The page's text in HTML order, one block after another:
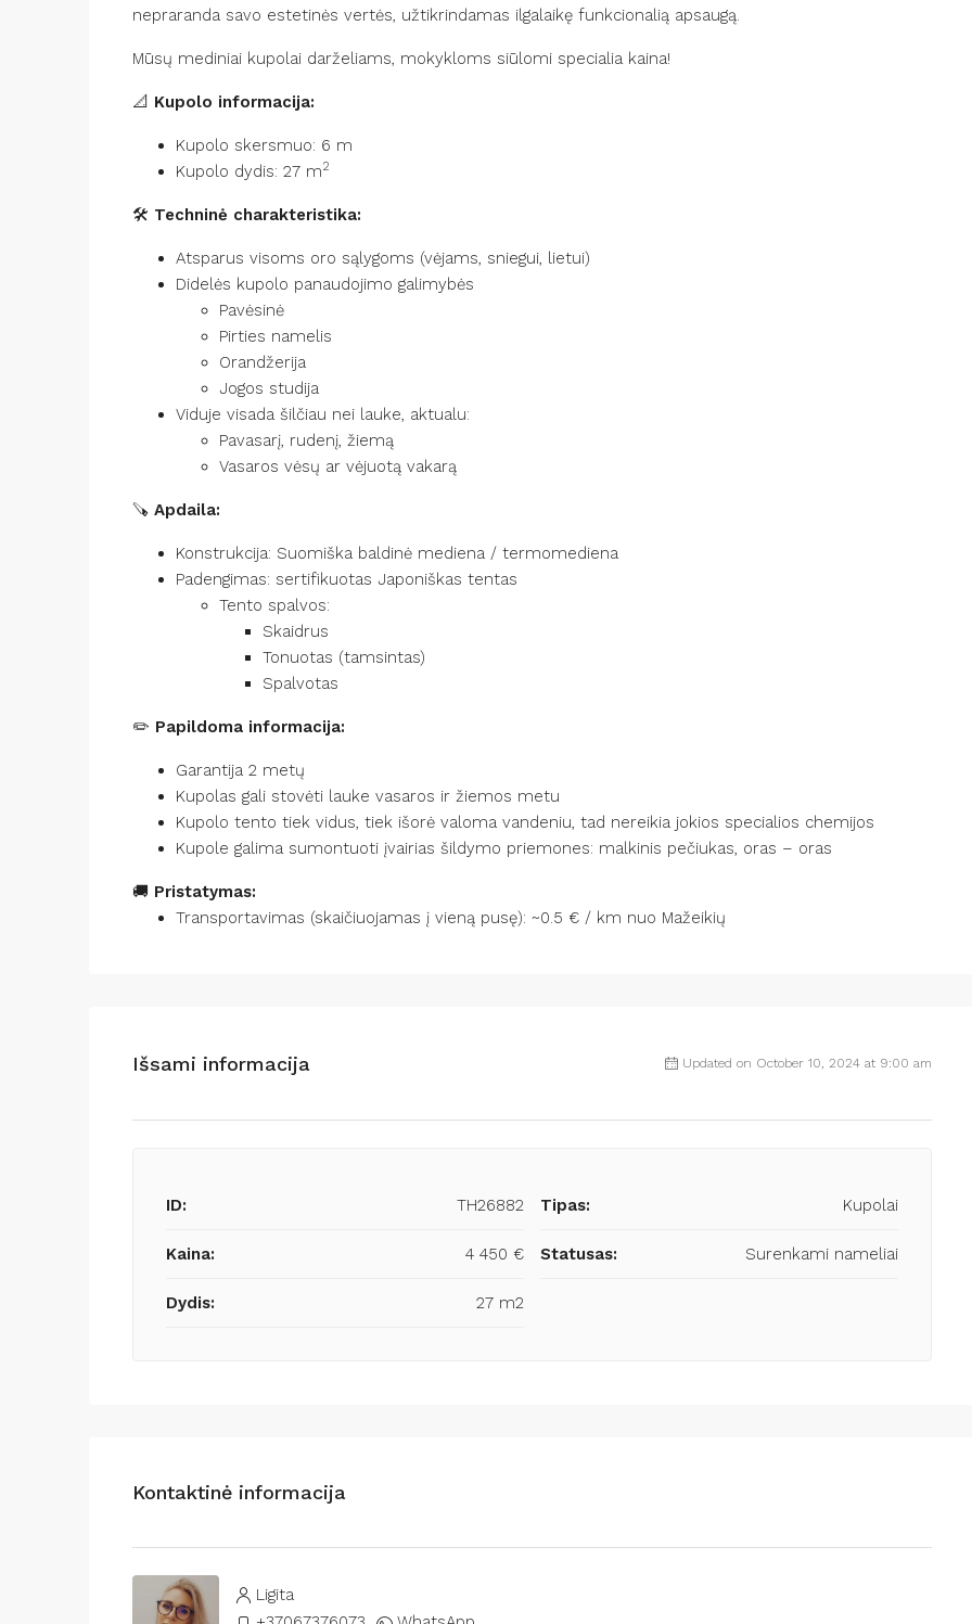
nepraranda savo estetinės vertės, užtikrindamas ilgalaikę funkcionalią apsaugą.
Mūsų mediniai kupolai darželiams, mokykloms siūlomi specialia kaina!
📐 Kupolo informacija:
Kupolo skersmuo: 6 m
Kupolo dydis: 27 m2
🛠️ Techninė charakteristika:
Atsparus visoms oro sąlygoms (vėjams, sniegui, lietui)
Didelės kupolo panaudojimo galimybės
Pavėsinė
Pirties namelis
Orandžerija
Jogos studija
Viduje visada šilčiau nei lauke, aktualu:
Pavasarį, rudenį, žiemą
Vasaros vėsų ar vėjuotą vakarą
🪚 Apdaila:
Konstrukcija: Suomiška baldinė mediena / termomediena
Padengimas: sertifikuotas Japoniškas tentas
Tento spalvos:
Skaidrus
Tonuotas (tamsintas)
Spalvotas
✏️ Papildoma informacija:
Garantija 2 metų
Kupolas gali stovėti lauke vasaros ir žiemos metu
Kupolo tento tiek vidus, tiek išorė valoma vandeniu, tad nereikia jokios specialios chemijos
Kupole galima sumontuoti įvairias šildymo priemones: malkinis pečiukas, oras – oras
🚚 Pristatymas:
Transportavimas (skaičiuojamas į vieną pusę): ~0.5 € / km nuo Mažeikių
Išsami informacija Updated on October 10, 2024 at 9:00 am
ID: TH26882
Kaina: 4 450 €
Dydis: 27 m2
Tipas: Kupolai
Statusas: Surenkami nameliai
Kontaktinė informacija
Ligita